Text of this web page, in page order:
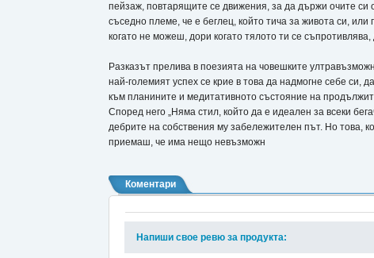
пейзаж, повтарящите се движения, за да държи очите
съседно племе, че е беглец, който тича за живота си,
когато не можеш, дори когато тялото ти се
Разказът прелива в поезията на човешките
най-големият успех се крие в това да надмогне себе
към планините и медитативното състояние на
Според него „Няма стил, който да е идеален за всеки
дебрите на собствения му забележителен път. Но това,
приемаш, че има нещо невъзможн
Коментари
Напиши свое ревю за продукта: